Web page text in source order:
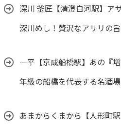
深川 釜匠【清澄白河駅】ア
深川めし！贅沢なアサリの旨
一平【京成船橋駅】あの『
年級の船橋を代表する名酒場
あまからくまから【人形町